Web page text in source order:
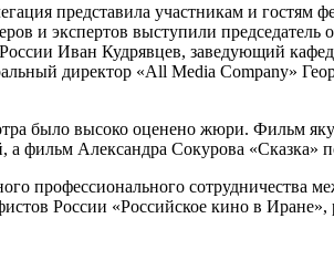
представила участникам и
и экспертов выступили
Иван Кудрявцев, заведующий
директор «All Media Company»
было высоко оценено жюри. Фильм
а фильм Александра Сокурова
профессионального
России «Российское кино в Иране»,